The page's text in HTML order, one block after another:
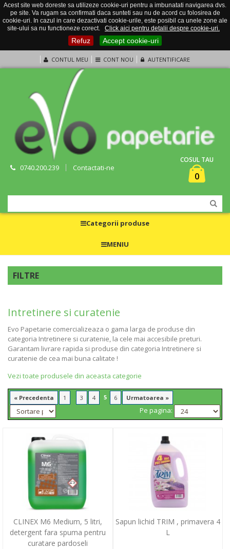
Acest site web doreste sa utilizeze cookie-uri pentru a imbunatati navigarea dvs.
pe site. Va rugam sa confirmati daca sunteti sau nu de acord cu folosirea de
cookie-uri. In cazul in care dezactivati cookie-urile, este posibil ca unele zone ale
site-ului sa nu functioneze corect.
Click aici pentru detalii despre cookie-uri.
Refuz Accept cookie-uri
CONTUL MEU CONT NOU AUTENTIFICARE
0740.200.239 Contactati-ne
COSUL TAU
0
Categorii produse
MENIU
FILTRE
Intretinere si curatenie
Evo Papetarie comercializeaza o gama larga de produse din
categoria Intretinere si curatenie, la cele mai accesibile preturi.
Garantam livrare rapida si produse din categoria Intretinere si
curatenie de cea mai buna calitate !
Vezi toate produsele din aceasta categorie
« Precedenta 1 3 4 5 6 Urmatoarea »
Pe pagina:
CLINEX M6 Medium, 5 litri,
detergent fara spuma pentru
curatare pardoseli
Sapun lichid TRIM , primavera 4
L